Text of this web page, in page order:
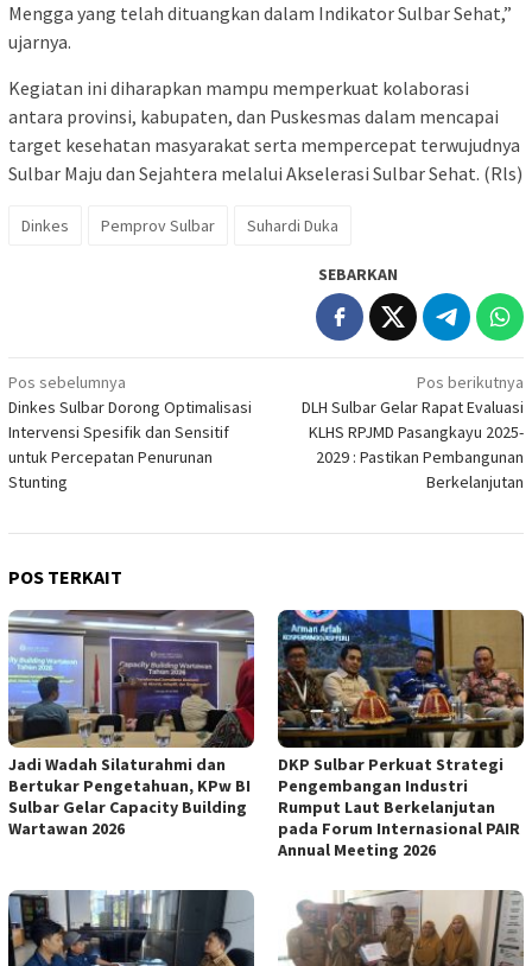
Mengga yang telah dituangkan dalam Indikator Sulbar Sehat,”
ujarnya.
Kegiatan ini diharapkan mampu memperkuat kolaborasi
antara provinsi, kabupaten, dan Puskesmas dalam mencapai
target kesehatan masyarakat serta mempercepat terwujudnya
Sulbar Maju dan Sejahtera melalui Akselerasi Sulbar Sehat. (Rls)
Dinkes Pemprov Sulbar Suhardi Duka
SEBARKAN
Navigasi
pos
Pos sebelumnya
Dinkes Sulbar Dorong Optimalisasi
Intervensi Spesifik dan Sensitif
untuk Percepatan Penurunan
Stunting
Pos berikutnya
DLH Sulbar Gelar Rapat Evaluasi
KLHS RPJMD Pasangkayu 2025-
2029 : Pastikan Pembangunan
Berkelanjutan
POS TERKAIT
Jadi Wadah Silaturahmi dan
Bertukar Pengetahuan, KPw BI
Sulbar Gelar Capacity Building
Wartawan 2026
DKP Sulbar Perkuat Strategi
Pengembangan Industri
Rumput Laut Berkelanjutan
pada Forum Internasional PAIR
Annual Meeting 2026